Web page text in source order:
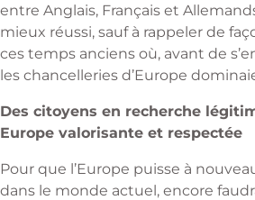
entre Anglais, Français et
mieux réussi, sauf à rappeler de
ces temps anciens où, avant de
les chancelleries d’Europe
Des citoyens en recherche
Europe valorisante et respectée
Pour que l’Europe puisse à
dans le monde actuel, encore